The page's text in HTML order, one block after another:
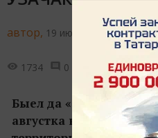
автор, 19 июня 2019 - 16:48
1734 0
Быел да «Сәләт»тә кызу
августка кадәр Биләр